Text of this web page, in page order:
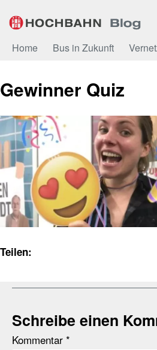
Inhalt
Home Bus in Zukunft
Gewinner Quiz
Teilen:
Schreibe einen
Kommentar *